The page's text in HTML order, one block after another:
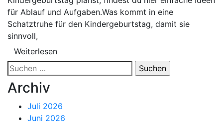
für Ablauf und Aufgaben.Was kommt in eine
Schatztruhe für den Kindergeburtstag, damit sie
sinnvoll,
Weiterlesen
Suchen
nach:
Archiv
Juli 2026
Juni 2026